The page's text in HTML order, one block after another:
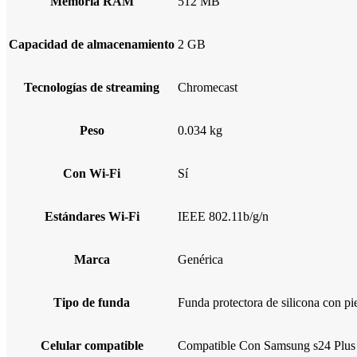
Capacidad de almacenamiento 2 GB
Tecnologías de streaming Chromecast
Peso 0.034 kg
Con Wi-Fi Sí
Estándares Wi-Fi IEEE 802.11b/g/n
Marca Genérica
Tipo de funda Funda protectora de silicona con
Celular compatible Compatible Con Samsung s24 Plus